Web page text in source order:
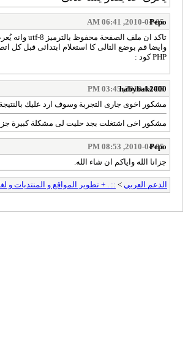
Pepo
2010-04-05, 06:41 AM
تاكد ان ملف الصفحة محفوظ بالترميز utf-8 وانه يُعرض بنفس الترميز
وايضا قم بوضع التالى كا استعلام ابتدائى قبل كل
PHP كود :
habybak2000
2010-04-05, 03:45 PM
مشكور اخوى جارى التجربة وسوف ارد عليك بالنتيجة
مشكور اخى اشتغلت بجد حليت لى مشكلة كبيرة
Pepo
2010-04-05, 08:53 PM
جزانا الله واياكم ان شاء الله.
الدعم العربي > :: . + تطوير المواقع و المنتديات و